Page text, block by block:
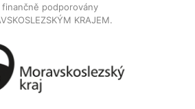
podporovány
KRAJEM.